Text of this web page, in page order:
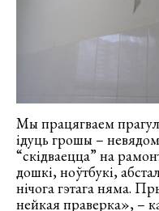
Мы працягваем
ідуць грошы –
“скідваецца” на
дошкі, ноўтбукі,
нічога гэтага няма.
нейкая праверка», –